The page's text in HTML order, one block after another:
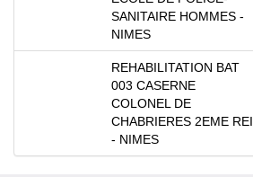
SANITAIRE HOMMES -
NIMES
REHABILITATION BAT
003 CASERNE
COLONEL DE
CHABRIERES 2EME REI
- NIMES